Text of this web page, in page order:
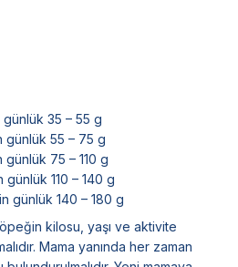
35 – 55 g
55 – 75 g
75 – 110 g
110 – 140 g
günlük 140 – 180 g
kilosu, yaşı ve aktivite
Mama yanında her zaman